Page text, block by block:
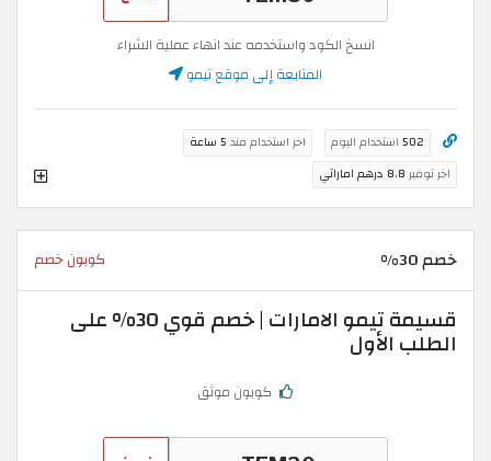
انسخ الكود واستخدمه عند انهاء عملية الشراء
المتابعة إلى موقع تيمو
502 استخدام اليوم اخر استخدام منذ 5 ساعة
اخر توفير 8.8 درهم اماراتي
خصم 30% كوبون خصم
قسيمة تيمو الامارات | خصم قوي 30% على
الطلب الأول
كوبون موثق